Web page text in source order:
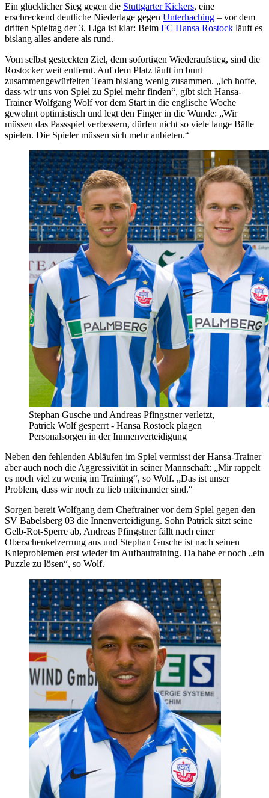
Ein glücklicher Sieg gegen die Stuttgarter Kickers, eine
erschreckend deutliche Niederlage gegen Unterhaching – vor dem
dritten Spieltag der 3. Liga ist klar: Beim FC Hansa Rostock läuft es
bislang alles andere als rund.
Vom selbst gesteckten Ziel, dem sofortigen Wiederaufstieg, sind die
Rostocker weit entfernt. Auf dem Platz läuft im bunt
zusammengewürfelten Team bislang wenig zusammen. „Ich hoffe,
dass wir uns von Spiel zu Spiel mehr finden“, gibt sich Hansa-
Trainer Wolfgang Wolf vor dem Start in die englische Woche
gewohnt optimistisch und legt den Finger in die Wunde: „Wir
müssen das Passspiel verbessern, dürfen nicht so viele lange Bälle
spielen. Die Spieler müssen sich mehr anbieten.“
Stephan Gusche und Andreas Pfingstner verletzt,
Patrick Wolf gesperrt - Hansa Rostock plagen
Personalsorgen in der Innnenverteidigung
Neben den fehlenden Abläufen im Spiel vermisst der Hansa-Trainer
aber auch noch die Aggressivität in seiner Mannschaft: „Mir rappelt
es noch viel zu wenig im Training“, so Wolf. „Das ist unser
Problem, dass wir noch zu lieb miteinander sind.“
Sorgen bereit Wolfgang dem Cheftrainer vor dem Spiel gegen den
SV Babelsberg 03 die Innenverteidigung. Sohn Patrick sitzt seine
Gelb-Rot-Sperre ab, Andreas Pfingstner fällt nach einer
Oberschenkelzerrung aus und Stephan Gusche ist nach seinen
Knieproblemen erst wieder im Aufbautraining. Da habe er noch „ein
Puzzle zu lösen“, so Wolf.